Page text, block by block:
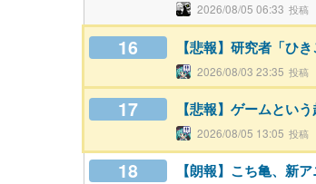
2026/08/05 06:33
16 【悲報】研究者「ひ
2026/08/03 23:35
17 【悲報】ゲームとい
2026/08/05 13:05
18 【朗報】こち亀、新